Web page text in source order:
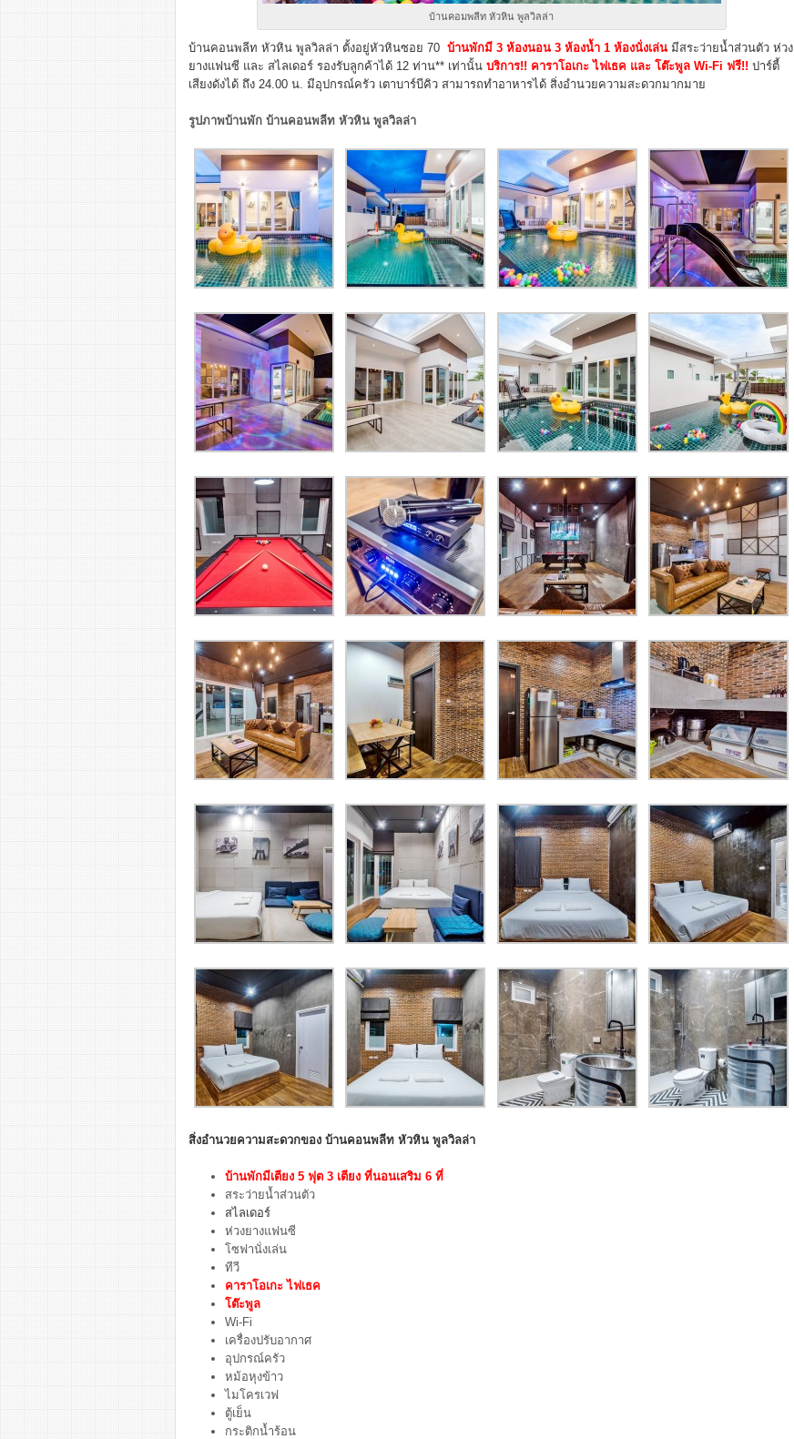
บ้านคอมพลีท หัวหิน พูลวิลล่า
บ้านคอนพลีท หัวหิน พูลวิลล่า ตั้งอยู่หัวหินซอย 70 บ้านพักมี 3 ห้องนอน 3 ห้องน้ำ 1 ห้องนั่งเล่น มีสระว่ายน้ำส่วนตัว ห่วง
ยางแฟนซี และ สไลเดอร์ รองรับลูกค้าได้ 12 ท่าน** เท่านั้น บริการ!! คาราโอเกะ ไฟเธค และ โต๊ะพูล Wi-Fi ฟรี!! ปาร์ตี้
เสียงดังได้ ถึง 24.00 น. มีอุปกรณ์ครัว เตาบาร์บีคิว สามารถทำอาหารได้ สิ่งอำนวยความสะดวกมากมาย
รูปภาพบ้านพัก บ้านคอนพลีท หัวหิน พูลวิลล่า
สิ่งอำนวยความสะดวกของ บ้านคอนพลีท หัวหิน พูลวิลล่า
บ้านพักมีเตียง 5 ฟุต 3 เตียง ที่นอนเสริม 6 ที่
สระว่ายน้ำส่วนตัว
สไลเดอร์
ห่วงยางแฟนซี
โซฟานั่งเล่น
ทีวี
คาราโอเกะ ไฟเธค
โต๊ะพูล
Wi-Fi
เครื่องปรับอากาศ
อุปกรณ์ครัว
หม้อหุงข้าว
ไมโครเวฟ
ตู้เย็น
กระติกน้ำร้อน